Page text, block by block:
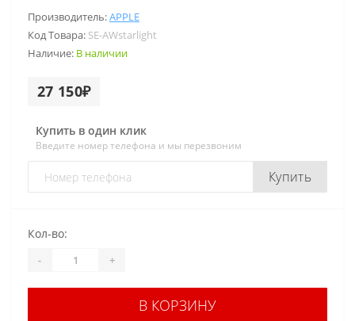
Производитель:APPLE
Код Товара: SE-AWstarlight
Наличие: В наличии
27 150₽
Купить в один клик
Введите номер телефона и мы перезвоним
Купить
Кол-во:
- +
В КОРЗИНУ